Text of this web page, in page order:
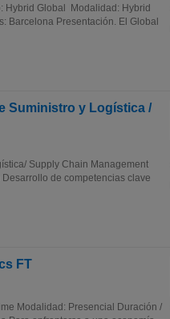
Hybrid Global Modalidad: Hybrid
Barcelona Presentación. El Global
Suministro y Logística /
Supply Chain Management
Desarrollo de competencias clave
FT
Modalidad: Presencial Duración /